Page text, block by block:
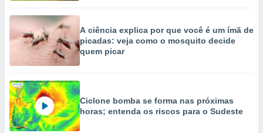
A ciência explica por que você é um ímã de
picadas: veja como o mosquito decide
quem picar
Ciclone bomba se forma nas próximas
horas; entenda os riscos para o Sudeste